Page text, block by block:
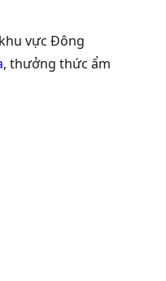
vực Đông
, thưởng thức ẩm